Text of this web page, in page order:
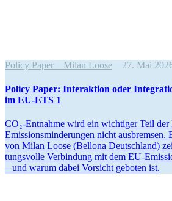
Policy Paper Milan Loose 27. Mai
Policy Paper: Inter­aktion oder
im EU-ETS 1
CO₂-Entnahme wird ein wichtiger Teil
Emissi­ons­min­de­rungen nicht ausbremsen.
von Milan Loose (Bellona Deutschland)
tungs­volle Verbindung mit dem EU-
– und warum dabei Vorsicht geboten ist.